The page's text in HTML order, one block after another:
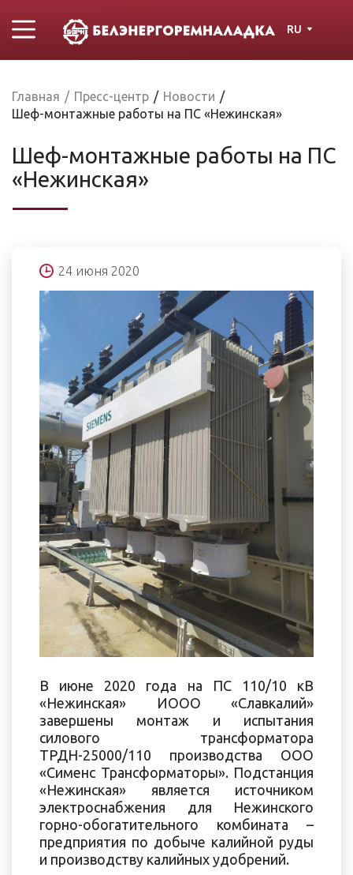
RU
Главная / Пресс-центр / Новости /
Шеф-монтажные работы на ПС «Нежинская»
Шеф-монтажные работы на ПС
«Нежинская»
24 июня 2020
В июне 2020 года на ПС 110/10 кВ
«Нежинская» ИООО «Славкалий»
завершены монтаж и испытания
силового трансформатора
ТРДН-25000/110 производства ООО
«Сименс Трансформаторы». Подстанция
«Нежинская» является источником
электроснабжения для Нежинского
горно-обогатительного комбината –
предприятия по добыче калийной руды
и производству калийных удобрений.